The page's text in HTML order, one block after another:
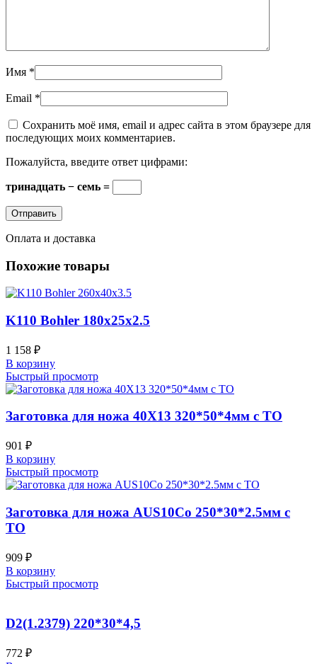
Имя *
Email *
Сохранить моё имя, email и адрес сайта в этом браузере для
последующих моих комментариев.
Пожалуйста, введите ответ цифрами:
тринадцать − семь =
Оплата и доставка
Похожие товары
K110 Bohler 180x25x2.5
1 158 ₽
В корзину
Быстрый просмотр
Заготовка для ножа 40Х13 320*50*4мм с ТО
901 ₽
В корзину
Быстрый просмотр
Заготовка для ножа AUS10Co 250*30*2.5мм с
ТО
909 ₽
В корзину
Быстрый просмотр
D2(1.2379) 220*30*4,5
772 ₽